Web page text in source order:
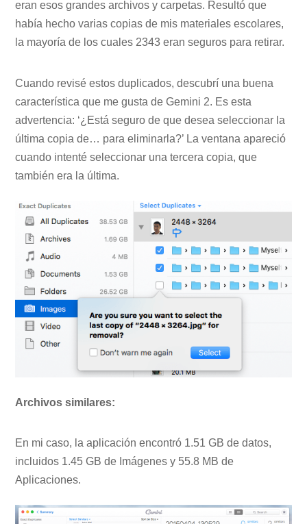
eran esos grandes archivos y carpetas. Resultó que
había hecho varias copias de mis materiales escolares,
la mayoría de los cuales 2343 eran seguros para retirar.
Cuando revisé estos duplicados, descubrí una buena
característica que me gusta de Gemini 2. Es esta
advertencia: ‘¿Está seguro de que desea seleccionar la
última copia de… para eliminarla?’ La ventana apareció
cuando intenté seleccionar una tercera copia, que
también era la última.
Archivos similares:
En mi caso, la aplicación encontró 1.51 GB de datos,
incluidos 1.45 GB de Imágenes y 55.8 MB de
Aplicaciones.